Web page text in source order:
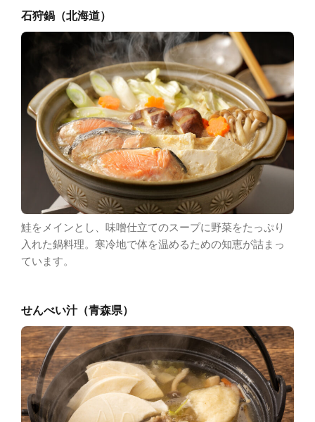
石狩鍋（北海道）
鮭をメインとし、味噌仕立てのスープに野菜をたっぷり
入れた鍋料理。寒冷地で体を温めるための知恵が詰まっ
ています。
せんべい汁（青森県）